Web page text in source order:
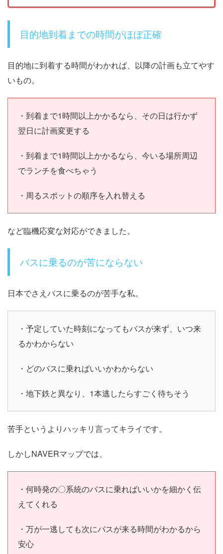
目的地到着までの時間がほぼ正確
目的地に到着する時間がわかれば、以降の計画も立てやす
いもの。
・到着まで1時間以上かかるなら、その日は行かず
翌日に計画変更する
・到着まで1時間以上かかるなら、今いる場所周辺
でランチを食べちゃう
・周るスポットの順序を入れ替える
など臨機応変な対応ができました。
バスに乗るのが苦にならない
日本でさえバスに乗るのが苦手な私。
・予定していた時刻になってもバスが来ず、いつ来
るかわからない
・どのバスに乗ればいいかわからない
・地下鉄と異なり、1本逃したらすごく待ちそう
苦手というよりハッキリ言ってキライです。
しかしNAVERマップでは、
・何時発の〇系統のバスに乗ればいいかを細かく伝
えてくれる
・万が一逃しても次にバスが来る時間がわかるから
安心